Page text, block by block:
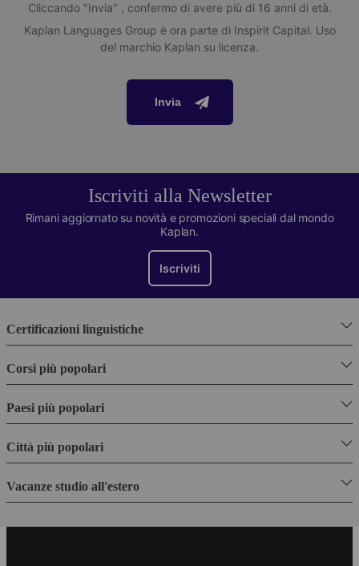
Cliccando "Invia" , confermo di avere più di 16 anni di età.
Kaplan Languages Group è ora parte di Inspirit Capital. Uso
del marchio Kaplan su licenza.
Invia
Iscriviti alla Newsletter
Rimani aggiornato su novità e promozioni speciali dal mondo
Kaplan.
Iscriviti
Certificazioni linguistiche
Corsi più popolari
Paesi più popolari
Città più popolari
Vacanze studio all'estero